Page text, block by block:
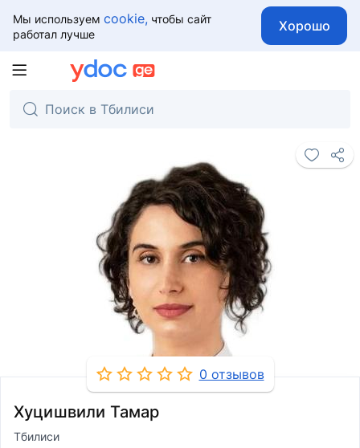
Мы используем cookie, чтобы сайт
работал лучше
Хорошо
0 отзывов
Хуцишвили Тамар
Тбилиси